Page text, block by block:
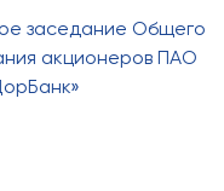
заседание Общего
акционеров ПАО